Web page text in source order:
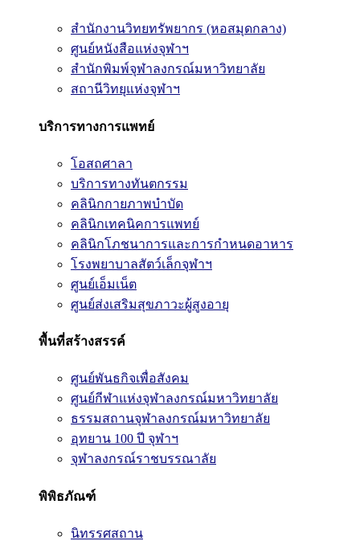
สำนักงานวิทยทรัพยากร (หอสมุดกลาง)
ศูนย์หนังสือแห่งจุฬาฯ
สำนักพิมพ์จุฬาลงกรณ์มหาวิทยาลัย
สถานีวิทยุแห่งจุฬาฯ
บริการทางการแพทย์
โอสถศาลา
บริการทางทันตกรรม
คลินิกกายภาพบำบัด
คลินิกเทคนิคการแพทย์
คลินิกโภชนาการและการกำหนดอาหาร
โรงพยาบาลสัตว์เล็กจุฬาฯ
ศูนย์เอ็มเน็ต
ศูนย์ส่งเสริมสุขภาวะผู้สูงอายุ
พื้นที่สร้างสรรค์
ศูนย์พันธกิจเพื่อสังคม
ศูนย์กีฬาแห่งจุฬาลงกรณ์มหาวิทยาลัย
ธรรมสถานจุฬาลงกรณ์มหาวิทยาลัย
อุทยาน 100 ปี จุฬาฯ
จุฬาลงกรณ์ราชบรรณาลัย
พิพิธภัณฑ์
นิทรรศสถาน